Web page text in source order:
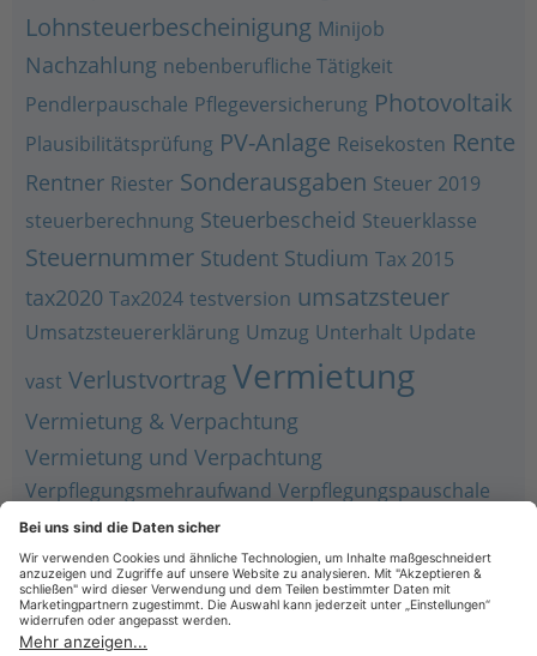
Lohnsteuerbescheinigung Minijob
Nachzahlung nebenberufliche Tätigkeit
Pendlerpauschale Pflegeversicherung Photovoltaik
Plausibilitätsprüfung PV-Anlage Reisekosten Rente
Rentner Riester Sonderausgaben Steuer 2019
steuerberechnung Steuerbescheid Steuerklasse
Steuernummer Student Studium Tax 2015
tax2020 Tax2024 testversion umsatzsteuer
Umsatzsteuererklärung Umzug Unterhalt Update
vast VerlustvortragVermietung
Vermietung & Verpachtung
Vermietung und Verpachtung
Verpflegungsmehraufwand Verpflegungspauschale
Vorjahr Werbungskosten
Werbungskostenpauschale Wine
Zusammenveranlagung